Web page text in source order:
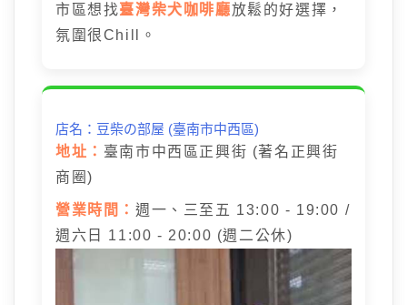
市區想找臺灣柴犬咖啡廳放鬆的好選擇，
氛圍很Chill。
店名：豆柴の部屋 (臺南市中西區)
地址： 臺南市中西區正興街 (著名正興街
商圈)
營業時間： 週一、三至五 13:00 - 19:00 /
週六日 11:00 - 20:00 (週二公休)